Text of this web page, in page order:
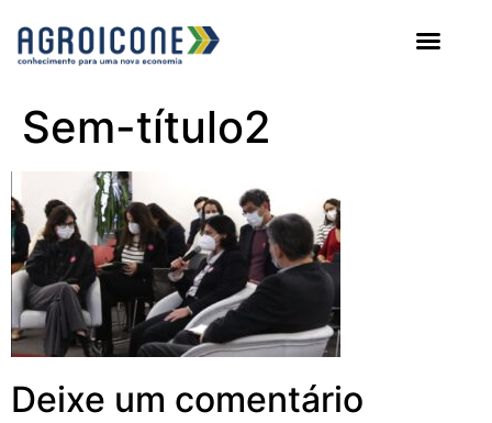
Sem-título2
Deixe um comentário